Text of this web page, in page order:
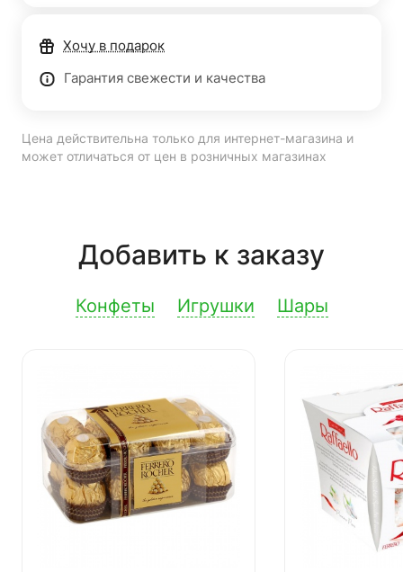
Хочу в подарок
Гарантия свежести и качества
Цена действительна только для интернет-магазина и
может отличаться от цен в розничных магазинах
Добавить к заказу
Конфеты Игрушки Шары